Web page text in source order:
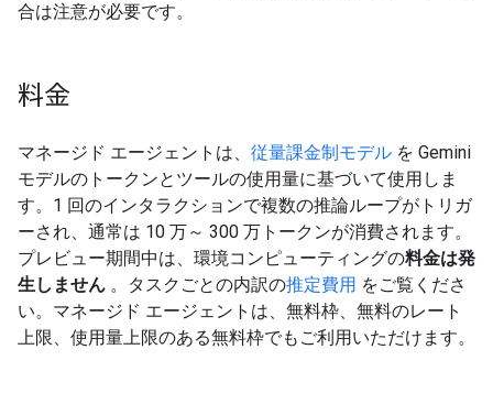
合は注意が必要です。
料金
マネージド エージェントは、 従量課金制モデル を Gemini
モデルのトークンとツールの使用量に基づいて使用しま
す。1 回のインタラクションで複数の推論ループがトリガ
ーされ、通常は 10 万～ 300 万トークンが消費されます。
プレビュー期間中は、環境コンピューティングの料金は発
生しません 。タスクごとの内訳の推定費用 をご覧くださ
い。マネージド エージェントは、無料枠、無料のレート
上限、使用量上限のある無料枠でもご利用いただけます。